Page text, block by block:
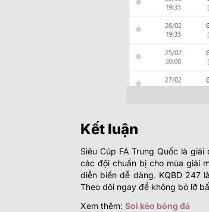
Kết luận
Siêu Cúp FA Trung Quốc là
các đội chuẩn bị cho mùa giải
diễn biến dễ dàng. KQBD 247
Theo dõi ngay để không bỏ lỡ
Xem thêm: Soi kèo bóng đá